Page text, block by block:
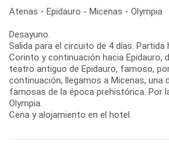
Atenas - Epidauro - Micenas - Olympia
Desayuno.
Salida para el circuito de 4 días. Partida
Corinto y continuación hacia Epidauro,
teatro antiguo de Epidauro, famoso,
continuación, llegamos a Micenas, una
famosas de la época prehistórica. Por
Olympia.
Cena y alojamiento en el hotel.